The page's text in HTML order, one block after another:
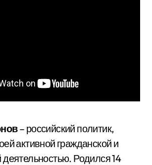
– российский политик,
активной гражданской и
деятельностью. Родился 14